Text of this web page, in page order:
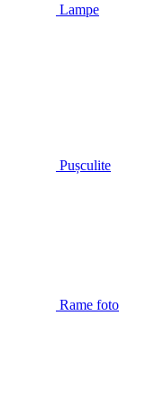
Lampe
Pușculite
Rame foto